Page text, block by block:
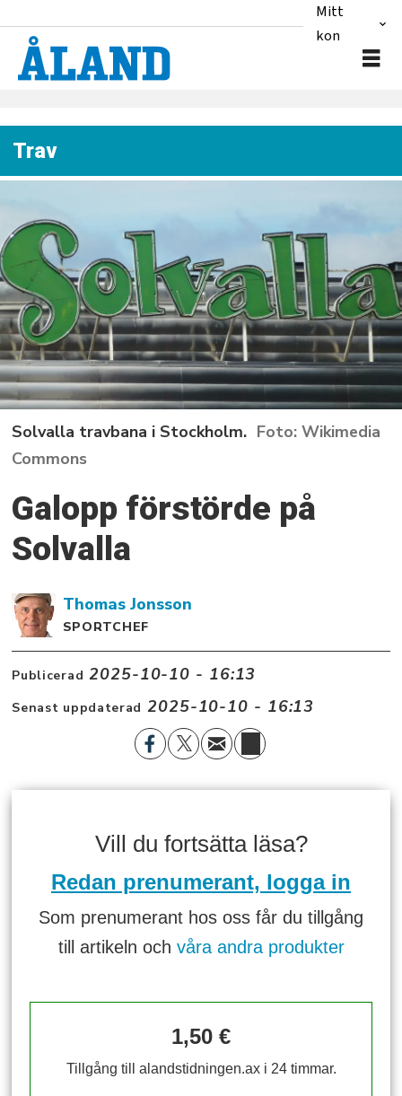
Mitt
konto
Trav
Solvalla travbana i Stockholm.
Wikimedia
Commons
Galopp förstörde på
Solvalla
Thomas Jonsson
SPORTCHEF
Publicerad 2025-10-10 - 16:13
Senast uppdaterad 2025-10-10 - 16:13
Vill du fortsätta läsa?
Redan prenumerant, logga in
Som prenumerant hos oss får du tillgång
till artikeln och våra andra produkter
1,50 €
Tillgång till alandstidningen.ax i 24 timmar.